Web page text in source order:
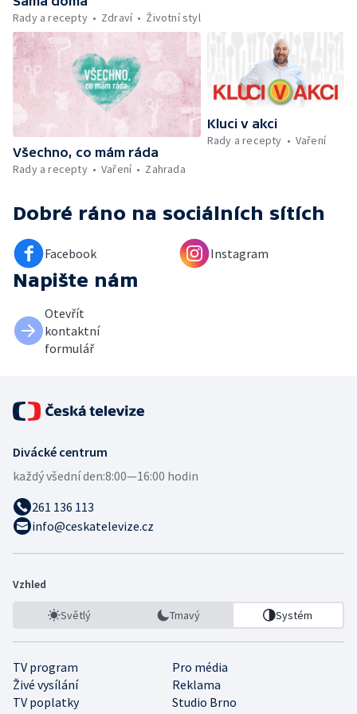
Kniha veselých říkanek Hrátky se zvířátky —
Umělecký festival Pohoda 2026 —
Vyhodnocení ankety + ČT tipy —
Vyhodnocení divácké soutěže — Práce
záchranářů v létě
Rady a recepty
Zdraví Životní styl
Všechno, co mám ráda
Rady a recepty
Vaření Zahrada
Kluci v akci
Rady a recepty
Vaření
Dobré ráno na sociálních sítích
Facebook Instagram
Napište nám
Otevřít
kontaktní
formulář
Divácké centrum
každý všední den:8:00—16:00 hodin
261 136 113
info@ceskatelevize.cz
Vzhled
Světlý Tmavý Systém
TV program
Pro média
Živé vysílání
Reklama
TV poplatky
Studio Brno